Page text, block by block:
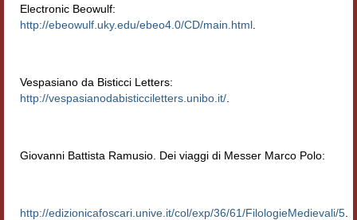
Electronic Beowulf:
http://ebeowulf.uky.edu/ebeo4.0/CD/main.html
Vespasiano da Bisticci Letters:
http://vespasianodabisticciletters.unibo.it/
Giovanni Battista Ramusio. Dei viaggi di Messer Marco Polo:
http://edizionicafoscari.unive.it/col/exp/36/61/FilologieMedievali/5